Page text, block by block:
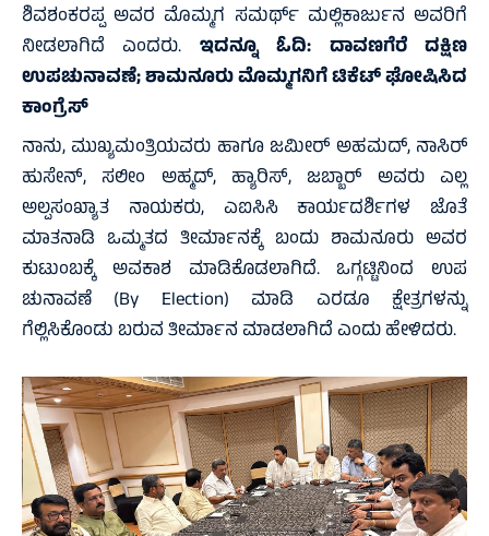
ಶಿವಶಂಕರಪ್ಪ ಅವರ ಮೊಮ್ಮಗ ಸಮರ್ಥ್ ಮಲ್ಲಿಕಾರ್ಜುನ ಅವರಿಗೆ
ನೀಡಲಾಗಿದೆ ಎಂದರು. ಇದನ್ನೂ ಓದಿ: ದಾವಣಗೆರೆ ದಕ್ಷಿಣ
ಉಪಚುನಾವಣೆ; ಶಾಮನೂರು ಮೊಮ್ಮಗನಿಗೆ ಟಿಕೆಟ್‌ ಘೋಷಿಸಿದ
ಕಾಂಗ್ರೆಸ್‌
ನಾನು, ಮುಖ್ಯಮಂತ್ರಿಯವರು ಹಾಗೂ ಜಮೀರ್ ಅಹಮದ್, ನಾಸಿರ್‌
ಹುಸೇನ್, ಸಲೀಂ ಅಹ್ಮದ್, ಹ್ಯಾರಿಸ್, ಜಬ್ಬಾರ್ ಅವರು ಎಲ್ಲ
ಅಲ್ಪಸಂಖ್ಯಾತ ನಾಯಕರು, ಎಐಸಿಸಿ ಕಾರ್ಯದರ್ಶಿಗಳ ಜೊತೆ
ಮಾತನಾಡಿ ಒಮ್ಮತದ ತೀರ್ಮಾನಕ್ಕೆ ಬಂದು ಶಾಮನೂರು ಅವರ
ಕುಟುಂಬಕ್ಕೆ ಅವಕಾಶ ಮಾಡಿಕೊಡಲಾಗಿದೆ. ಒಗ್ಗಟ್ಟಿನಿಂದ ಉಪ
ಚುನಾವಣೆ (By Election) ಮಾಡಿ ಎರಡೂ ಕ್ಷೇತ್ರಗಳನ್ನು
ಗೆಲ್ಲಿಸಿಕೊಂಡು ಬರುವ ತೀರ್ಮಾನ ಮಾಡಲಾಗಿದೆ ಎಂದು ಹೇಳಿದರು.